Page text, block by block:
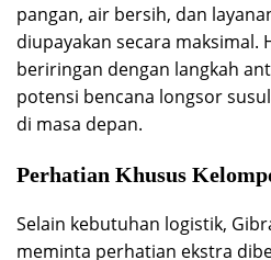
pangan, air bersih, dan
diupayakan secara maksimal.
beriringan dengan langkah
potensi bencana longsor
di masa depan.
Perhatian Khusus
Selain kebutuhan logistik,
meminta perhatian ekstra